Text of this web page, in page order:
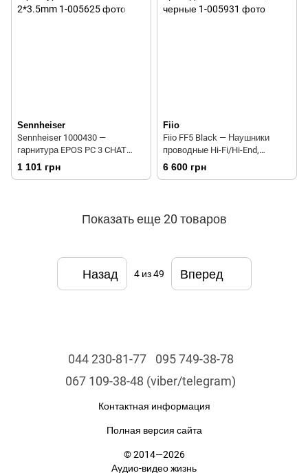
Sennheiser
Sennheiser 1000430 —
гарнитура EPOS PC 3 CHAT
2*3.5mm
1 101 грн
Fiio
Fiio FF5 Black — Наушники
проводные Hi-Fi/Hi-End,
черные
6 600 грн
Показать еще 20 товаров
Назад 4из 49 Вперед
044 230-81-77
095 749-38-78
067 109-38-48 (viber/telegram)
Контактная информация
Полная версия сайта
© 2014—2026
Аудио-видео жизнь